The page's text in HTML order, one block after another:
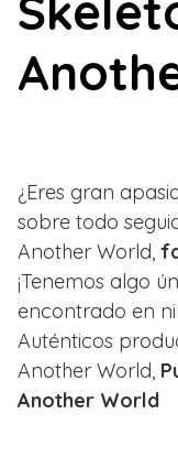
¿Eres gran
sobre todo
Another World,
¡Tenemos algo
encontrado en
Auténticos
Another World,
Another World